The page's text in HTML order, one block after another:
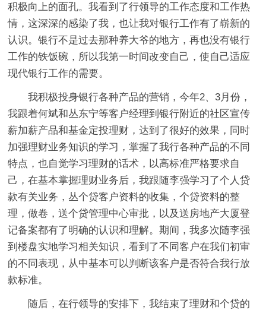
积极向上的面孔。我看到了行领导的工作态度和工作热
情，这深深的感染了我，也让我对银行工作有了崭新的
认识。银行不是过去那种养大爷的地方，再也没有银行
工作的铁饭碗，所以我第一时间改变自己，使自己适应
现代银行工作的需要。
我积极投身银行各种产品的营销，今年2、3月份，
我跟着何斌和丛东宁等客户经理到银行附近的社区宣传
薪加薪产品和基金定投理财，达到了很好的效果，同时
加强理财业务知识的学习，掌握了我行各种产品的不同
特点，也自觉学习理财的话术，以高标准严格要求自
己，在基本掌握理财业务后，我跟随李强学习了个人贷
款有关业务，丛个贷客户资料的收集，个贷资料的整
理，做卷，送个贷管理中心审批，以及送房地产大厦登
记备案都有了明确的认识和理解。期间，我多次随李强
到楼盘实地学习相关知识，看到了不同客户在我们初审
的不同表现，从中基本可以判断该客户是否符合我行放
款标准。
随后，在行领导的安排下，我结束了理财和个贷的